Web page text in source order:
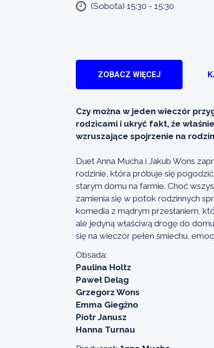
(Sobota) 15:30 - 15:30
ZOBACZ WIĘCEJ
Czy można w jeden wieczór
rodzicami i ukryć fakt, że
wzruszające spojrzenie na
Duet Anna Mucha i Jakub Wons
rodzinie, która próbuje się
starym domu na farmie. Choć
zamienia się w potok rodzinnych
komedia z mądrym przesłaniem,
ale jedyną właściwą drogę do
się na wieczór pełen śmiechu,
Obsada:
Paulina Holtz
Paweł Deląg
Grzegorz Wons
Emma Giegżno
Piotr Janusz
Hanna Turnau